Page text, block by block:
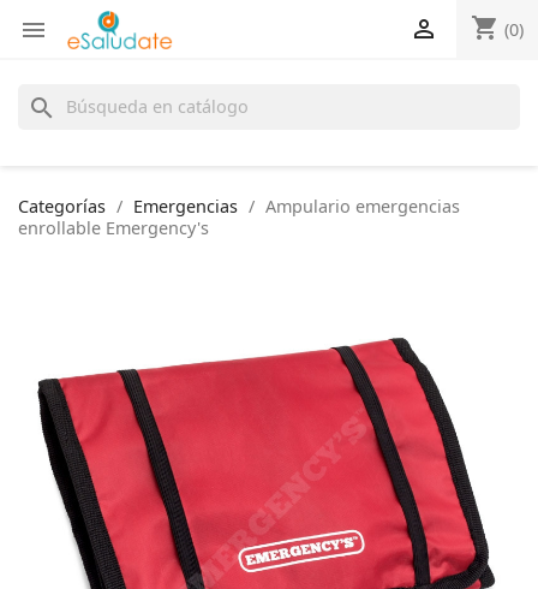
 shopping_cart (0)

search
Categorías Emergencias
Ampulario emergencias
enrollable Emergency's